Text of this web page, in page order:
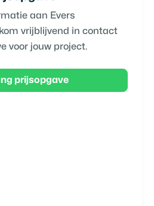
aan Evers
vrijblijvend in contact
voor jouw project.
prijsopgave